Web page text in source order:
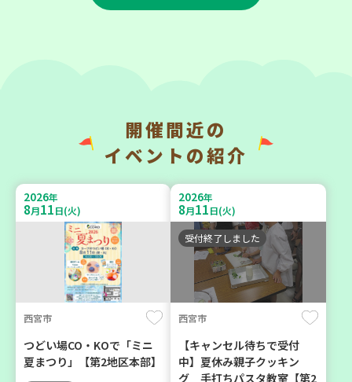
元気豚」を語る
大人向け
学び・体験
命体験講座～
大人向け
平和・防災
9月5日(土)
2026年
9月4日(金)
開催間近の
イベントの紹介
2026年
8月11日(火)
西宮市
つどい場CO・KOで「ミニ
夏まつり」【第2地区本部】
2026年
8月11日(火)
受付終了しました
西宮市
【キャンセル待ちで受付
中】夏休み親子クッキン
グ 手打ちパスタ教室【第2